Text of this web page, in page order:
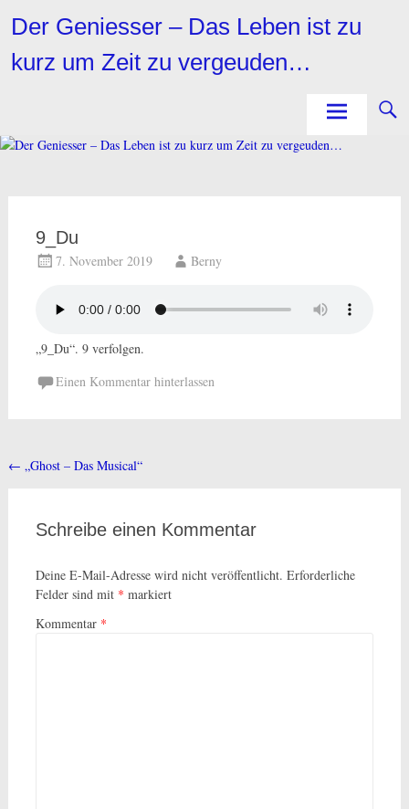
InhaltDer Geniesser – Das Leben ist zu
kurz um Zeit zu vergeuden…
9_Du
7. November 2019 Berny
„9_Du“. 9 verfolgen.
Einen Kommentar hinterlassen
Beitragsnavigation
← „Ghost – Das Musical“
Schreibe einen Kommentar
Deine E-Mail-Adresse wird nicht veröffentlicht. Erforderliche
Felder sind mit * markiert
Kommentar *